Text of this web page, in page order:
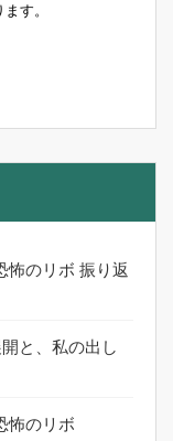
す。
のリボ 振り返
と、私の出し
怖のリボ